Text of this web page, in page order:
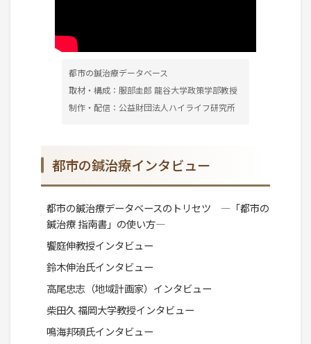
都市の鍼治療データベース
取材・構成：服部圭郎 龍谷大学政策学部教授
制作・配信：公益財団法人ハイライフ研究所
都市の鍼治療インタビュー
都市の鍼治療データベースのトリセツ ―「都市の
鍼治療 指南書」の使い方―
饗庭伸教授インタビュー
鈴木伸治氏インタビュー
高尾忠志（地域計画家）インタビュー
柴田久 福岡大学教授インタビュー
鳴海邦碩氏インタビュー